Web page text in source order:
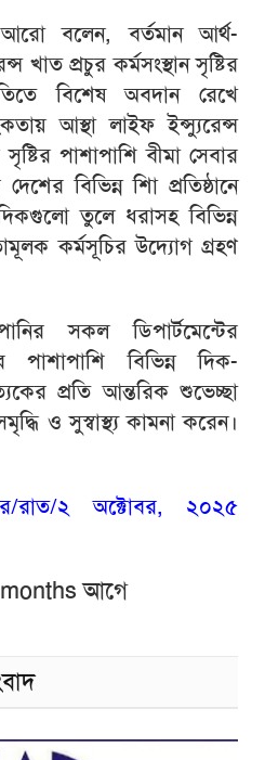
আরো বলেন, বর্তমান আর্থ-
খাত প্রচুর কর্মসংস্থান সৃষ্টির
বিশেষ অবদান রেখে
আস্থা লাইফ ইন্স্যুরেন্স
সৃষ্টির পাশাপাশি বীমা সেবার
বিভিন্ন শিা প্রতিষ্ঠানে
তুলে ধরাসহ বিভিন্ন
কর্মসূচির উদ্যোগ গ্রহণ
সকল ডিপার্টমেন্টের
পাশাপাশি বিভিন্ন দিক-
প্রতি আন্তরিক শুভেচ্ছা
ও সুস্বাস্থ্য কামনা করেন।
রাত/২ অক্টোবর, ২০২৫
months আগে